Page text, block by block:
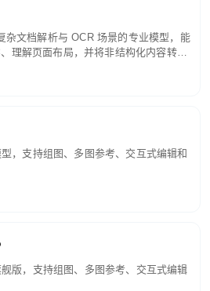
杂文档解析与 OCR 场景的专业模型，能
理解页面布局，并将非结构化内容转换
的结构化结果。
，支持组图、多图参考、交互式编辑和
版，支持组图、多图参考、交互式编辑